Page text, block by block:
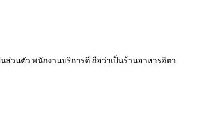
ส่วนตัว พนักงานบริการดี ถือว่าเป็นร้านอาหารอิตา